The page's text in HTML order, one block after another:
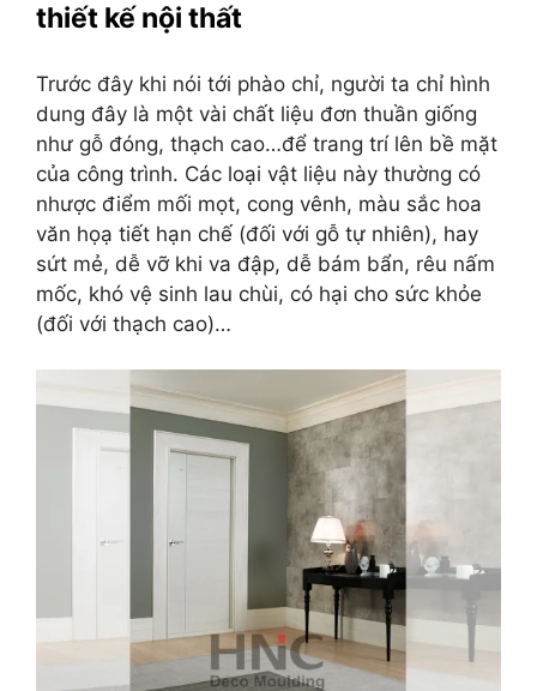
thiết kế nội thất
Trước đây khi nói tới phào chỉ, người ta chỉ hình
dung đây là một vài chất liệu đơn thuần giống
như gỗ đóng, thạch cao…để trang trí lên bề mặt
của công trình. Các loại vật liệu này thường có
nhược điểm mối mọt, cong vênh, màu sắc hoa
văn họạ tiết hạn chế (đối với gỗ tự nhiên), hay
sứt mẻ, dễ vỡ khi va đập, dễ bám bẩn, rêu nấm
mốc, khó vệ sinh lau chùi, có hại cho sức khỏe
(đối với thạch cao)…